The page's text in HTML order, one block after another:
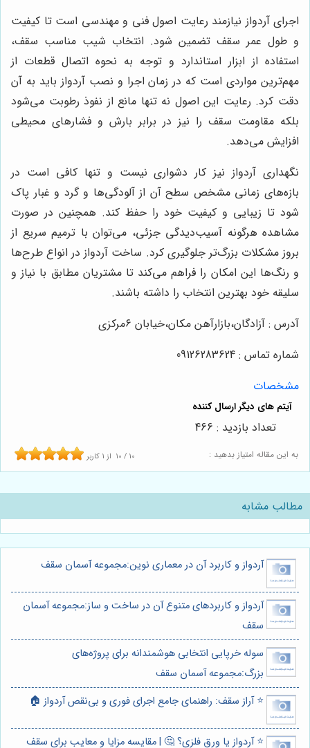
اجرای آردواز نیازمند رعایت اصول فنی و مهندسی است تا کیفیت
و طول عمر سقف تضمین شود. انتخاب شیب مناسب سقف،
استفاده از ابزار استاندارد و توجه به نحوه اتصال قطعات از
مهم‌ترین مواردی است که در زمان اجرا و نصب آردواز باید به آن
دقت کرد. رعایت این اصول نه تنها مانع از نفوذ رطوبت می‌شود
بلکه مقاومت سقف را نیز در برابر بارش و فشارهای محیطی
افزایش می‌دهد.
نگهداری آردواز نیز کار دشواری نیست و تنها کافی است در
بازه‌های زمانی مشخص سطح آن از آلودگی‌ها و گرد و غبار پاک
شود تا زیبایی و کیفیت خود را حفظ کند. همچنین در صورت
مشاهده هرگونه آسیب‌دیدگی جزئی، می‌توان با ترمیم سریع از
بروز مشکلات بزرگ‌تر جلوگیری کرد. ساخت آردواز در انواع طرح‌ها
و رنگ‌ها این امکان را فراهم می‌کند تا مشتریان مطابق با نیاز و
سلیقه خود بهترین انتخاب را داشته باشند.
آدرس : آزادگان،بازارآهن مکان،خیابان ۶مرکزی
شماره تماس : 09126283624
مشخصات
به این مقاله امتیاز بدهید : 10 / 10 از 1 کاربر
تعداد بازدید : 466
مطالب مشابه
آردواز و کاربرد آن در معماری نوین:مجموعه آسمان سقف
آردواز و کاربردهای متنوع آن در ساخت و ساز:مجموعه آسمان
سقف
سوله خرپایی انتخابی هوشمندانه برای پروژه‌های
بزرگ:مجموعه آسمان سقف
⭐️ آراز سقف: راهنمای جامع اجرای فوری و بی‌نقص آردواز 🏠
⭐️ آردواز یا ورق فلزی؟ 🤔 | مقایسه مزایا و معایب برای سقف